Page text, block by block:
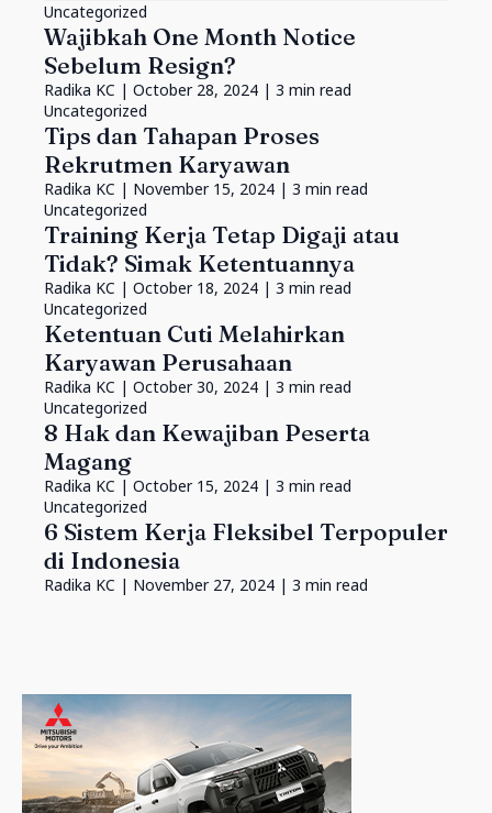
Uncategorized
Wajibkah One Month Notice
Sebelum Resign?
Radika KC | October 28, 2024 | 3 min read
Uncategorized
Tips dan Tahapan Proses
Rekrutmen Karyawan
Radika KC | November 15, 2024 | 3 min read
Uncategorized
Training Kerja Tetap Digaji atau
Tidak? Simak Ketentuannya
Radika KC | October 18, 2024 | 3 min read
Uncategorized
Ketentuan Cuti Melahirkan
Karyawan Perusahaan
Radika KC | October 30, 2024 | 3 min read
Uncategorized
8 Hak dan Kewajiban Peserta
Magang
Radika KC | October 15, 2024 | 3 min read
Uncategorized
6 Sistem Kerja Fleksibel Terpopuler
di Indonesia
Radika KC | November 27, 2024 | 3 min read